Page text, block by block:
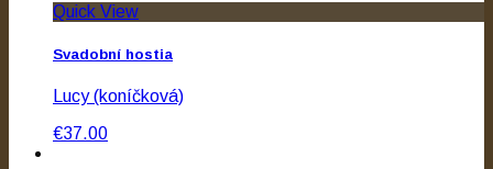
Quick View
Svadobní hostia
Lucy (koníčková)
€37.00